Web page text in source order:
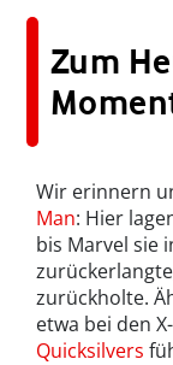
Zum
Wir erinnern
Man: Hier
bis Marvel sie
zurückholte.
etwa bei den
Quicksilvers